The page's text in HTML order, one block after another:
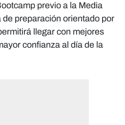
previo a la Media
preparación orientado por
llegar con mejores
confianza al día de la